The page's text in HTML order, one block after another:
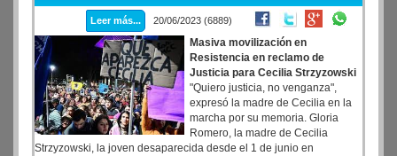
Leer más... 20/06/2023 (6889)
Masiva movilización en
Resistencia en reclamo de
Justicia para Cecilia Strzyzowski
"Quiero justicia, no venganza",
expresó la madre de Cecilia en la
marcha por su memoria. Gloria
Romero, la madre de Cecilia
Strzyzowski, la joven desaparecida desde el 1 de junio en